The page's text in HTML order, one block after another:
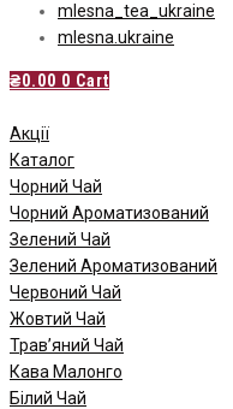
mlesna_tea_ukraine
mlesna.ukraine
₴0.00 0 Cart
Акції
Каталог
Чорний Чай
Чорний Ароматизований
Зелений Чай
Зелений Ароматизований
Червоний Чай
Жовтий Чай
Трав’яний Чай
Кава Малонго
Білий Чай